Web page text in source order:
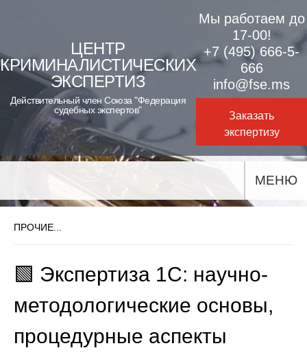
content
ЦЕНТР
КРИМИНАЛИСТИЧЕСКИХ
ЭКСПЕРТИЗ
Действительный член Союза "Федерация
судебных экспертов"
Мы работаем до
17-00!
+7 (495) 666-5-
666
info@fse.ms
Заказать
экспертизу
МЕНЮ
ПРОЧИЕ...
🟩 Экспертиза 1С: научно-
методологические основы,
процедурные аспекты